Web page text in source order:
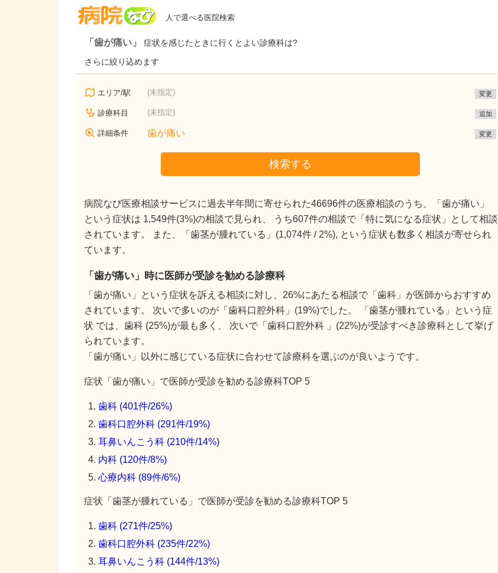
人で選べる医院検索
「歯が痛い」
症状を感じたときに行くとよい診療科は?
さらに絞り込めます
エリア/駅 (未指定) 変更
診療科目 (未指定) 追加
詳細条件 歯が痛い 変更
検索する
病院なび医療相談サービスに過去半年間に寄せられた46696件の医療相談のうち、「歯が痛い」
という症状は 1,549件(3%)の相談で見られ、 うち607件の相談で「特に気になる症状」として相談
されています。 また、「歯茎が腫れている」(1,074件 / 2%), という症状も数多く相談が寄せられ
ています。
「歯が痛い」時に医師が受診を勧める診療科
「歯が痛い」という症状を訴える相談に対し、26%にあたる相談で「歯科」が医師からおすすめ
されています。 次いで多いのが「歯科口腔外科」(19%)でした。 「歯茎が腫れている」という症
状 では、歯科 (25%)が最も多く、 次いで「歯科口腔外科 」(22%)が受診すべき診療科として挙げ
られています。
「歯が痛い」以外に感じている症状に合わせて診療科を選ぶのが良いようです。
症状「歯が痛い」で医師が受診を勧める診療科TOP 5
歯科 (401件/26%)
歯科口腔外科 (291件/19%)
耳鼻いんこう科 (210件/14%)
内科 (120件/8%)
心療内科 (89件/6%)
症状「歯茎が腫れている」で医師が受診を勧める診療科TOP 5
歯科 (271件/25%)
歯科口腔外科 (235件/22%)
耳鼻いんこう科 (144件/13%)
東京都中野区
中野富士見町耳鼻咽喉科
冨岡 亮太
を積んできたこともあ
り、難聴や突発性難聴、
中耳炎をはじめ、耳鳴り
やめまいなどの診断・治
ます。難聴は原因によっ